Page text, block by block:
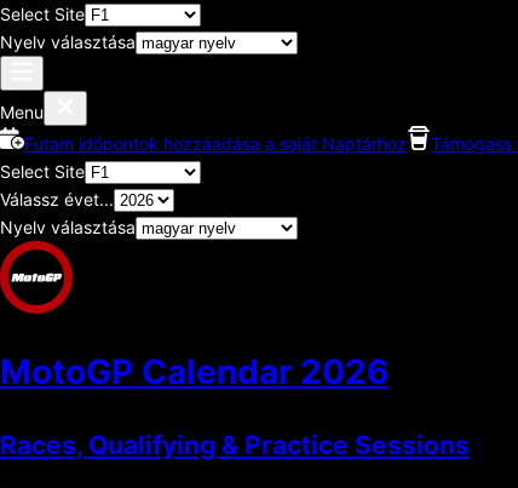
Select Site
Nyelv választása
Menu
Futam időpontok hozzáadása a saját Naptárhoz
Select Site
Válassz évet...
Nyelv választása
MotoGP Calendar 2026
Races, Qualifying & Practice Sessions